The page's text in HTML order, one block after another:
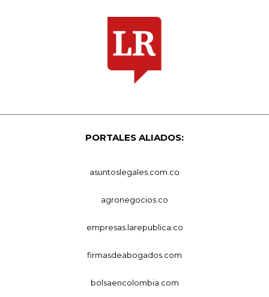
PORTALES ALIADOS:
asuntoslegales.com.co
agronegocios.co
empresas.larepublica.co
firmasdeabogados.com
bolsaencolombia.com